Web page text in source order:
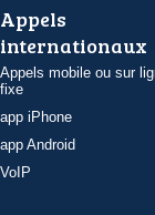
Appels
internationaux
Appels mobile ou sur
fixe
app iPhone
app Android
VoIP